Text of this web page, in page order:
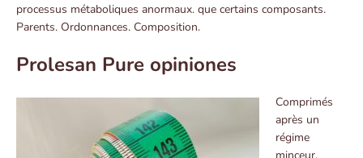
processus métaboliques anormaux. que certains composants.
Parents. Ordonnances. Composition.
Prolesan Pure opiniones
Comprimés
après un
régime
minceur.